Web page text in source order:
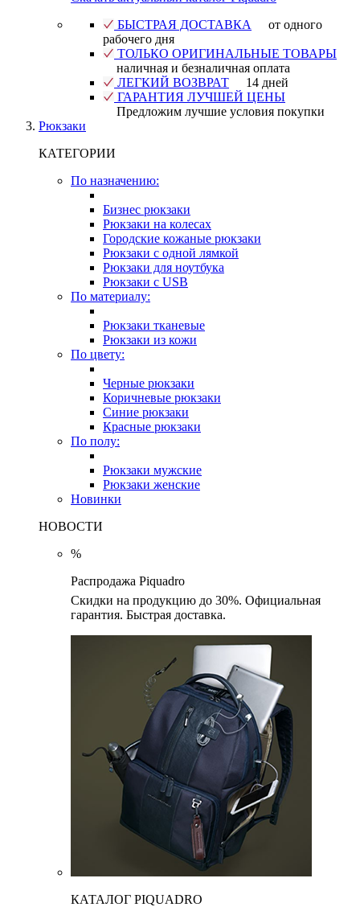
БЫСТРАЯ ДОСТАВКА
от одного
рабочего дня
ТОЛЬКО ОРИГИНАЛЬНЫЕ ТОВАРЫ
наличная и безналичная оплата
ЛЕГКИЙ ВОЗВРАТ
14 дней
ГАРАНТИЯ ЛУЧШЕЙ ЦЕНЫ
Предложим лучшие условия покупки
Рюкзаки
КАТЕГОРИИ
По назначению:
Бизнес рюкзаки
Рюкзаки на колесах
Городские кожаные рюкзаки
Рюкзаки с одной лямкой
Рюкзаки для ноутбука
Рюкзаки с USB
По материалу:
Рюкзаки тканевые
Рюкзаки из кожи
По цвету:
Черные рюкзаки
Коричневые рюкзаки
Синие рюкзаки
Красные рюкзаки
По полу:
Рюкзаки мужские
Рюкзаки женские
Новинки
НОВОСТИ
%
Распродажа Piquadro
Скидки на продукцию до 30%. Официальная
гарантия. Быстрая доставка.
КАТАЛОГ PIQUADRO